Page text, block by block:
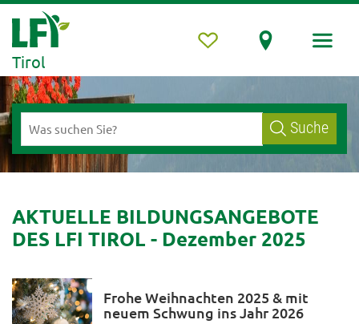
Tirol
Suche
AKTUELLE BILDUNGSANGEBOTE
DES LFI TIROL - Dezember 2025
Frohe Weihnachten 2025 & mit
neuem Schwung ins Jahr 2026